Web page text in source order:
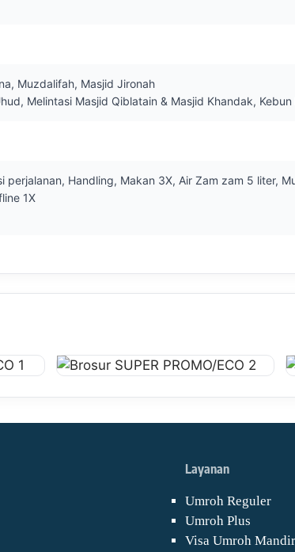
Muzdalifah, Masjid Jironah
Melintasi Masjid Qiblatain & Masjid Khandak, Kebun
perjalanan, Handling, Makan 3X, Air Zam zam 5 liter,
1X
Layanan
Umroh Reguler
Umroh Plus
Visa Umroh